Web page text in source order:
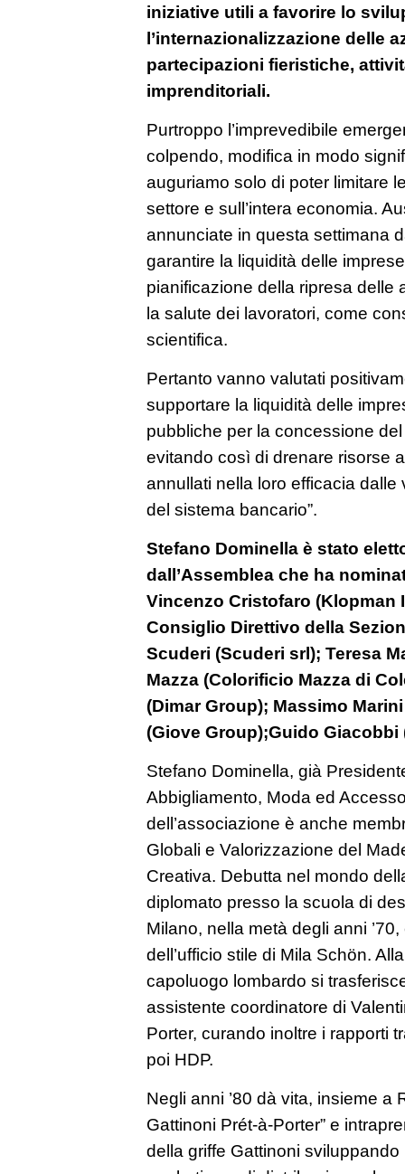
iniziative utili a favorire lo
l’internazionalizzazione delle
partecipazioni fieristiche,
imprenditoriali.
Purtroppo l’imprevedibile
colpendo, modifica in modo
auguriamo solo di poter limitare
settore e sull’intera economia.
annunciate in questa settimana
garantire la liquidità delle
pianificazione della ripresa delle
la salute dei lavoratori, come
scientifica.
Pertanto vanno valutati
supportare la liquidità delle
pubbliche per la concessione
evitando così di drenare risorse
annullati nella loro efficacia
del sistema bancario”.
Stefano Dominella è stato
dall’Assemblea che ha
Vincenzo Cristofaro (Klopman
Consiglio Direttivo della
Scuderi (Scuderi srl); Teresa
Mazza (Colorificio Mazza di
(Dimar Group); Massimo
(Giove Group);Guido Giacobbi
Stefano Dominella, già
Abbigliamento, Moda ed
dell’associazione è anche
Globali e Valorizzazione del
Creativa. Debutta nel mondo
diplomato presso la scuola di
Milano, nella metà degli anni
dell’ufficio stile di Mila Schön.
capoluogo lombardo si
assistente coordinatore di
Porter, curando inoltre i rapporti
poi HDP.
Negli anni ’80 dà vita, insieme a
Gattinoni Prét-à-Porter” e
della griffe Gattinoni